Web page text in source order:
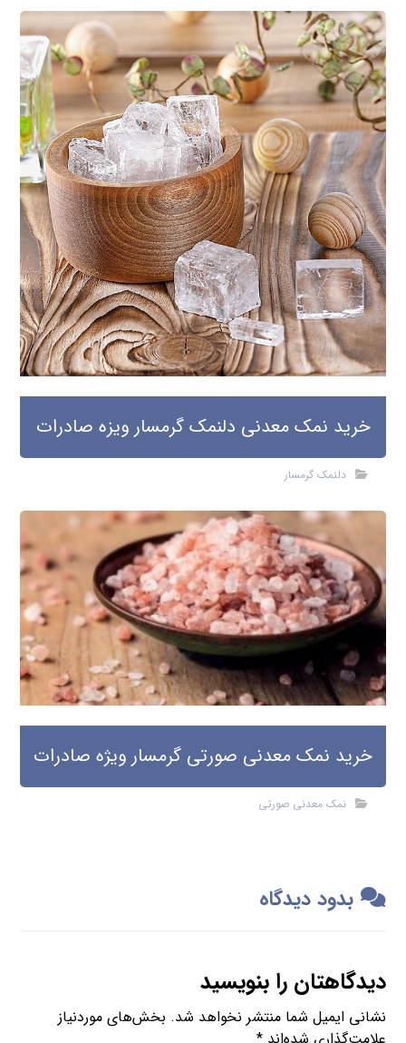
خرید نمک معدنی دلنمک گرمسار ویزه صادرات
دلنمک گرمسار
خرید نمک معدنی صورتی گرمسار ویژه صادرات
نمک معدنی صورتی
بدود دیدگاه
دیدگاهتان را بنویسید
نشانی ایمیل شما منتشر نخواهد شد. بخش‌های موردنیاز